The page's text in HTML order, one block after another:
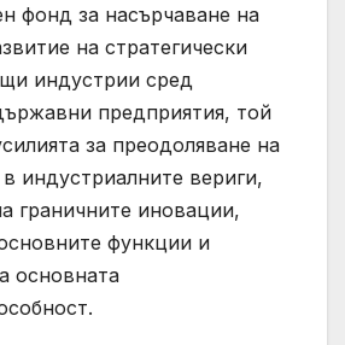
фонд за насърчаване на
на стратегически
индустрии сред
предприятия, той
за преодоляване на
индустриалните вериги,
граничните иновации,
функции и
основната